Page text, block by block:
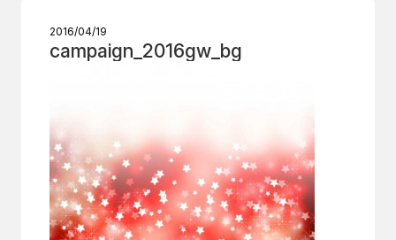
2016/04/19
campaign_2016gw_bg